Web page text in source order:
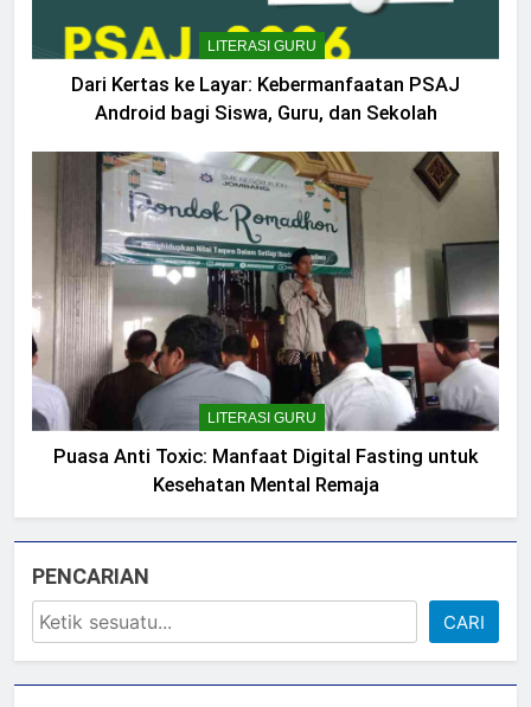
LITERASI GURU
Dari Kertas ke Layar: Kebermanfaatan PSAJ
Android bagi Siswa, Guru, dan Sekolah
LITERASI GURU
Puasa Anti Toxic: Manfaat Digital Fasting untuk
Kesehatan Mental Remaja
PENCARIAN
CARI